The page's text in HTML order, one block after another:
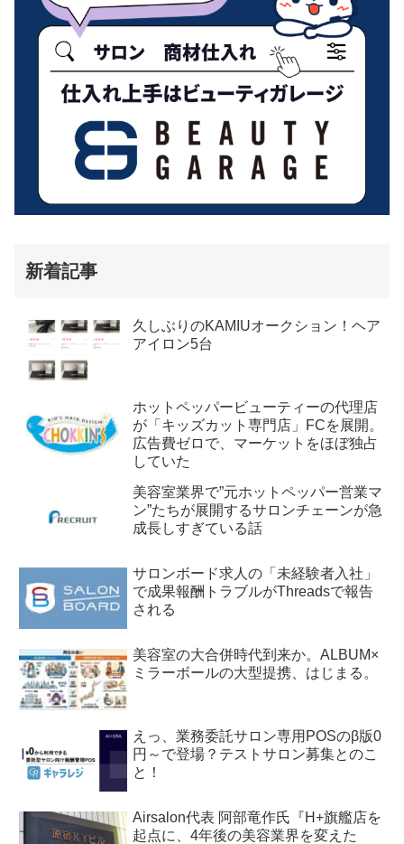
新着記事
久しぶりのKAMIUオークション！ヘア
アイロン5台
ホットペッパービューティーの代理店
が「キッズカット専門店」FCを展開。
広告費ゼロで、マーケットをほぼ独占
していた
美容室業界で”元ホットペッパー営業マ
ン”たちが展開するサロンチェーンが急
成長しすぎている話
サロンボード求人の「未経験者入社」
で成果報酬トラブルがThreadsで報告
される
美容室の大合併時代到来か。ALBUM×
ミラーボールの大型提携、はじまる。
えっ、業務委託サロン専用POSのβ版0
円～で登場？テストサロン募集とのこ
と！
Airsalon代表 阿部竜作氏『H+旗艦店を
起点に、4年後の美容業界を変えた